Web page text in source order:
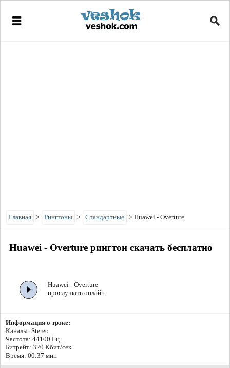
Главная > Рингтоны > Стандартные > Huawei - Overture
Huawei - Overture рингтон скачать бесплатно
Huawei - Overture
прослушать онлайн
Информация о трэке:
Каналы: Stereo
Частота: 44100 Гц
Битрейт: 320 Кбит/сек.
Время: 00:37 мин